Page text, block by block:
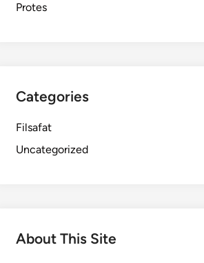
Protes
Categories
Filsafat
Uncategorized
About This Site